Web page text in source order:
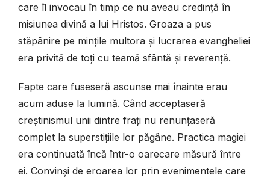
care îl invocau în timp ce nu aveau credință în
misiunea divină a lui Hristos. Groaza a pus
stăpânire pe mințile multora și lucrarea evangheliei
era privită de toți cu teamă sfântă și reverență.
Fapte care fuseseră ascunse mai înainte erau
acum aduse la lumină. Când acceptaseră
creștinismul unii dintre frați nu renunțaseră
complet la superstițiile lor păgâne. Practica magiei
era continuată încă într-o oarecare măsură între
ei. Convinși de eroarea lor prin evenimentele care